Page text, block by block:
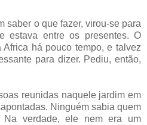
fazer, virou-se para
estava entre os presentes. O
há pouco tempo, e talvez
para dizer. Pediu, então,
naquele jardim em
Ninguém sabia quem
Na verdade, ele nem era um